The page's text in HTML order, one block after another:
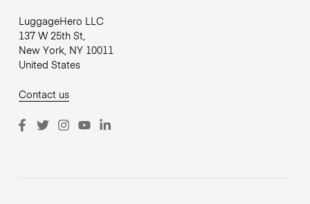
LuggageHero LLC
137 W 25th St,
New York, NY 10011
United States
Contact us